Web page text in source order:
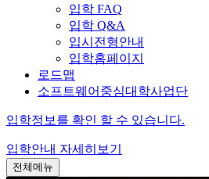
입학 FAQ
입학 Q&A
입시전형안내
입학홈페이지
로드맵
소프트웨어중심대학사업단
입학정보를 확인 할 수 있습니다.
입학안내 자세히보기
전체메뉴